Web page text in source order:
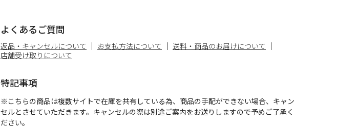
よくあるご質問
返品・キャンセルについて お支払方法について
送料・商品のお届けについて
店舗受け取りについて
特記事項
※こちらの商品は複数サイトで在庫を共有している為、商品の手配ができない場合、キャン
セルとさせていただきます。キャンセルの際は別途ご案内をお送りしますので予めご了承く
ださい。